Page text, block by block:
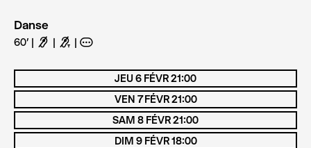
Danse
60’ F G A
JEU 6 FÉVR 21:00
VEN 7 FÉVR 21:00
SAM 8 FÉVR 21:00
DIM 9 FÉVR 18:00